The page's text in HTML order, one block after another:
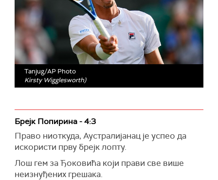
Tanjug/AP Photo
Kirsty Wigglesworth)
Брејк Попирина - 4:3
Право ниоткуда, Аустралијанац је успео да
искористи прву брејк лопту.
Лош гем за Ђоковића који прави све више
неизнуђених грешака.